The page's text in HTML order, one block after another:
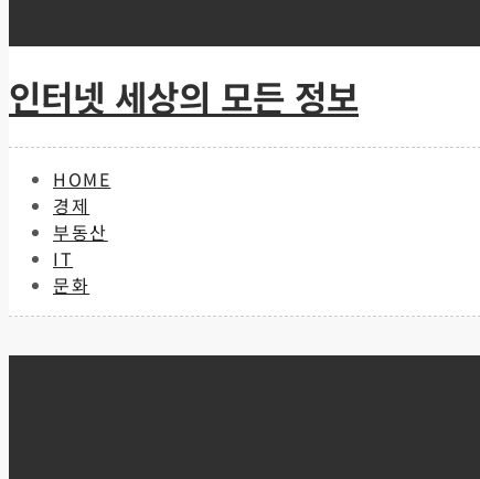
인터넷 세상의 모든 정보
HOME
경제
부동산
IT
문화